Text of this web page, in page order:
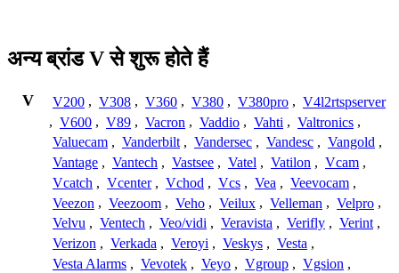
अन्य ब्रांड V से शुरू होते हैं
V V200 , V308 , V360 , V380 , V380pro , V4l2rtspserver
, V600 , V89 , Vacron , Vaddio , Vahti , Valtronics ,
Valuecam , Vanderbilt , Vandersec , Vandesc , Vangold ,
Vantage , Vantech , Vastsee , Vatel , Vatilon , Vcam ,
Vcatch , Vcenter , Vchod , Vcs , Vea , Veevocam ,
Veezon , Veezoom , Veho , Veilux , Velleman , Velpro ,
Velvu , Ventech , Veo/vidi , Veravista , Verifly , Verint ,
Verizon , Verkada , Veroyi , Veskys , Vesta ,
Vesta Alarms , Vevotek , Veyo , Vgroup , Vgsion ,